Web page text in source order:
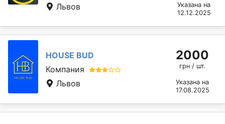
Львов
Указана на
12.12.2025
HOUSE BUD
Компания
Львов
2000
грн / шт.
Указана на
17.08.2025